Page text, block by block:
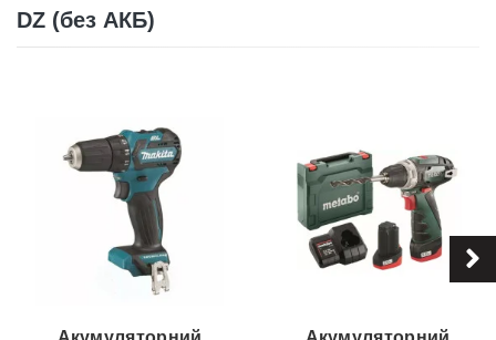
DZ (без АКБ)